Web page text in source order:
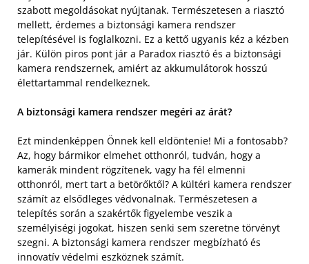
szabott megoldásokat nyújtanak. Természetesen a riasztó
mellett, érdemes a biztonsági kamera rendszer
telepítésével is foglalkozni. Ez a kettő ugyanis kéz a kézben
jár. Külön piros pont jár a Paradox riasztó és a biztonsági
kamera rendszernek, amiért az akkumulátorok hosszú
élettartammal rendelkeznek.
A biztonsági kamera rendszer megéri az árát?
Ezt mindenképpen Önnek kell eldöntenie! Mi a fontosabb?
Az, hogy bármikor elmehet otthonról, tudván, hogy a
kamerák mindent rögzítenek, vagy ha fél elmenni
otthonról, mert tart a betörőktől? A kültéri kamera rendszer
számít az elsődleges védvonalnak. Természetesen a
telepítés során a szakértők figyelembe veszik a
személyiségi jogokat, hiszen senki sem szeretne törvényt
szegni. A biztonsági kamera rendszer megbízható és
innovatív védelmi eszköznek számít.